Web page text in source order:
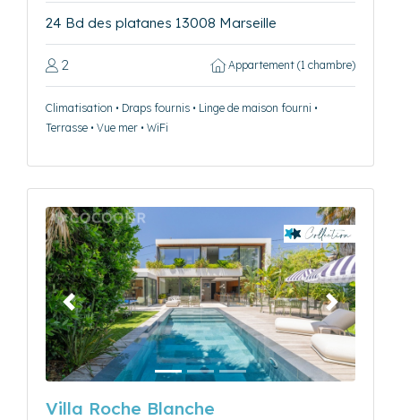
24 Bd des platanes 13008 Marseille
2 Appartement (1 chambre)
Climatisation • Draps fournis • Linge de maison fourni •
Terrasse • Vue mer • WiFi
Précédent Suivant
Villa Roche Blanche